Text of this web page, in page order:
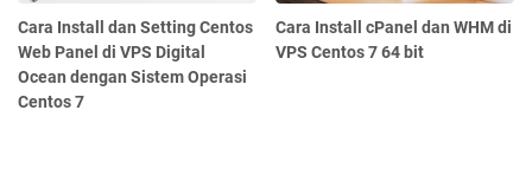
Cara Install dan Setting Centos
Web Panel di VPS Digital
Ocean dengan Sistem Operasi
Centos 7
Cara Install cPanel dan WHM di
VPS Centos 7 64 bit